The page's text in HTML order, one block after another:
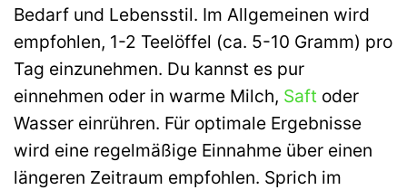
Bedarf und Lebensstil. Im Allgemeinen wird
empfohlen, 1-2 Teelöffel (ca. 5-10 Gramm) pro
Tag einzunehmen. Du kannst es pur
einnehmen oder in warme Milch, Saft oder
Wasser einrühren. Für optimale Ergebnisse
wird eine regelmäßige Einnahme über einen
längeren Zeitraum empfohlen. Sprich im